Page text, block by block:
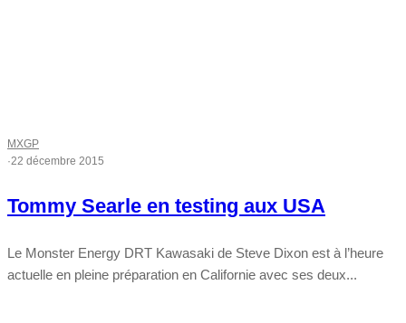
MXGP
·22 décembre 2015
Tommy Searle en testing aux USA
Le Monster Energy DRT Kawasaki de Steve Dixon est à l’heure
actuelle en pleine préparation en Californie avec ses deux...